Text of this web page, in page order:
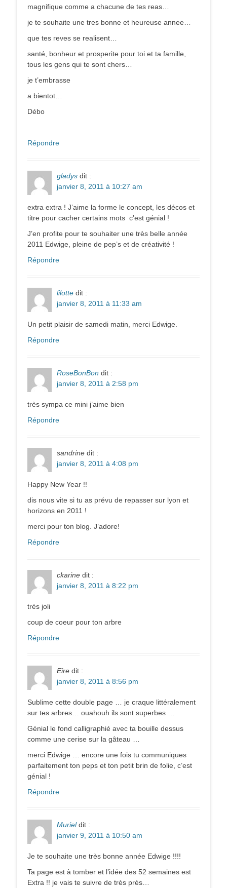
magnifique comme a chacune de tes reas…
je te souhaite une tres bonne et heureuse annee…
que tes reves se realisent…
santé, bonheur et prosperite pour toi et ta famille,
tous les gens qui te sont chers…
je t’embrasse
a bientot…
Débo
Répondre
gladys dit :
janvier 8, 2011 à 10:27 am
extra extra ! J’aime la forme le concept, les décos et
titre pour cacher certains mots c’est génial !
J’en profite pour te souhaiter une très belle année
2011 Edwige, pleine de pep’s et de créativité !
Répondre
lilotte dit :
janvier 8, 2011 à 11:33 am
Un petit plaisir de samedi matin, merci Edwige.
Répondre
RoseBonBon dit :
janvier 8, 2011 à 2:58 pm
très sympa ce mini j’aime bien
Répondre
sandrine dit :
janvier 8, 2011 à 4:08 pm
Happy New Year !!
dis nous vite si tu as prévu de repasser sur lyon et
horizons en 2011 !
merci pour ton blog. J’adore!
Répondre
ckarine dit :
janvier 8, 2011 à 8:22 pm
très joli
coup de coeur pour ton arbre
Répondre
Eire dit :
janvier 8, 2011 à 8:56 pm
Sublime cette double page … je craque littéralement
sur tes arbres… ouahouh ils sont superbes …
Génial le fond calligraphié avec ta bouille dessus
comme une cerise sur la gâteau …
merci Edwige … encore une fois tu communiques
parfaitement ton peps et ton petit brin de folie, c’est
génial !
Répondre
Muriel dit :
janvier 9, 2011 à 10:50 am
Je te souhaite une très bonne année Edwige !!!!
Ta page est à tomber et l’idée des 52 semaines est
Extra !! je vais te suivre de très près…